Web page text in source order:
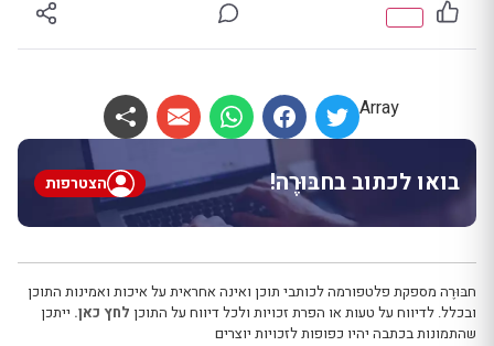
Array
בואו לכתוב בחבּוּרֶה! הצטרפות
חבּוּרֶה מספקת פלטפורמה לכותבי תוכן ואינה אחראית על איכות ואמינות התוכן
ובכלל. לדיווח על טעות או הפרת זכויות ולכל דיווח על התוכן לחץ כאן. ייתכן
שהתמונות בכתבה יהיו כפופות לזכויות יוצרים